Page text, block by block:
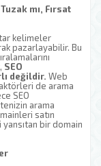
mı, Fırsat
kelimeler
pazarlayabilir. Bu
SEO
değildir. Web
de arama
SEO
arama
satın
bir domain